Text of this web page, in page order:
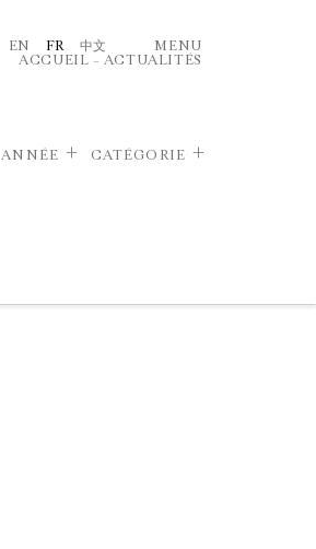
EN FR 中文
MENU
ACCUEIL – ACTUALITÉS
ANNÉE CATÉGORIE